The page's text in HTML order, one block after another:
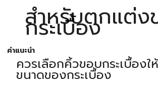
สำหรับตกแต่ง
กระเบื้อง
คำแนะนำ
ควรเลือกคิ้วขอบกระเบื้องใ
ขนาดของกระเบื้อง